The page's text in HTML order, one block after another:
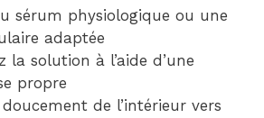
sérum physiologique ou une
adaptée
la solution à l’aide d’une
propre
de l’intérieur vers